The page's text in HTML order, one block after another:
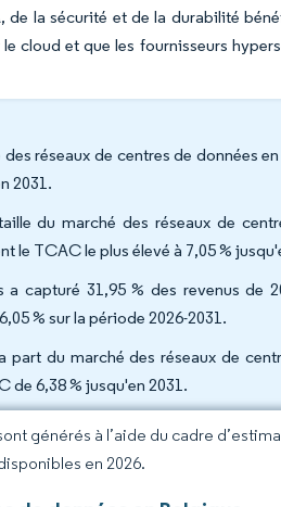
la sécurité et de la durabilité
cloud et que les fournisseurs
réseaux de centres de données
2031.
du marché des réseaux de
le TCAC le plus élevé à 7,05 %
capturé 31,95 % des revenus de
% sur la période 2026-2031.
du marché des réseaux de
de 6,38 % jusqu'en 2031.
générés à l’aide du cadre
en 2026.